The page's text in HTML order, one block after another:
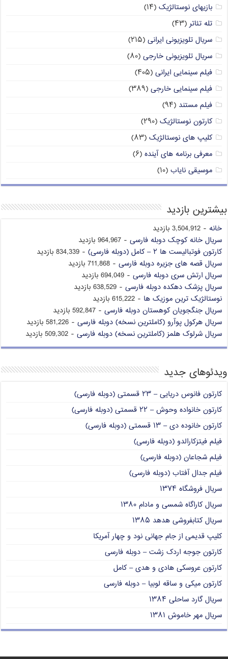
بازیهای نوستالژیک (۱۴)
تله تئاتر (۴۳)
سریال تلویزیونی ایرانی (۲۱۵)
سریال تلویزیونی خارجی (۸۰)
فیلم سینمایی ایرانی (۴۰۵)
فیلم سینمایی خارجی (۳۸۹)
فیلم مستند (۹۴)
کارتون نوستالژیک (۲۹۰)
کلیپ های نوستالژیک (۸۳)
معرفی برنامه های آینده (۶)
موسیقی نایاب (۱۰)
بیشترین بازدید
خانه - 3,504,912 بازدید
سریال خانه کوچک دوبله فارسی - 964,967 بازدید
کارتون فوتبالیست ها ۲ – کامل (دوبله فارسی)
- 834,339 بازدید
سریال قصه های جزیره دوبله فارسی - 711,868 بازدید
سریال ارتش سری دوبله فارسی - 694,049 بازدید
سریال پزشک دهکده دوبله فارسی - 638,529 بازدید
نوستالژیک ترین موزیک ها - 615,222 بازدید
سریال جنگجویان کوهستان دوبله فارسی - 592,847 بازدید
سریال هرکول پوآرو (کاملترین نسخه) دوبله فارسی - 581,226 بازدید
سریال شرلوک هلمز (کاملترین نسخه) دوبله فارسی - 509,302 بازدید
ویدئوهای جدید
کارتون فانوس دریایی – ۲۳ قسمتی (دوبله فارسی)
کارتون خانواده وحوش – ۲۲ قسمتی (دوبله فارسی)
کارتون خانوده دی – ۱۳ قسمتی (دوبله فارسی)
فیلم فیتزکارالدو (دوبله فارسی)
فیلم شجاعان (دوبله فارسی)
فیلم جدال آفتاب (دوبله فارسی)
سریال فروشگاه ۱۳۷۴
سریال کاراگاه شمسی و مادام ۱۳۸۰
سریال کتابفروشی هدهد ۱۳۸۵
کلیپ قدیمی از جام جهانی نود و چهار آمریکا
کارتون جوجه اردک زشت – دوبله فارسی
کارتون عروسکی هادی و هدی – کامل
کارتون میکی و ساقه لوبیا – دوبله فارسی
سریال گارد ساحلی ۱۳۸۴
سریال مهر خاموش ۱۳۸۱